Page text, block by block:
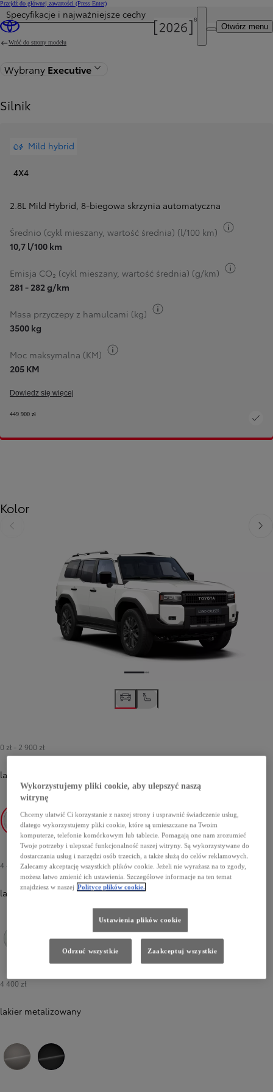
Przejdź do głównej zawartości (Press Enter)
Otwórz menu
Cena została zaktualizowana Cena Twojej konfiguracji została zmieniona na 449 900 zł.
Specyfikacje i najważniejsze cechy
Wróć do strony modelu
Wybrany Executive
Silnik
Mild hybrid
4X4
2.8L Mild Hybrid, 8-biegowa skrzynia automatyczna
Średnio (cykl mieszany, wartość średnia) (l/100 km)
10,7 l/100 km
Emisja CO₂ (cykl mieszany, wartość średnia) (g/km)
281 - 282 g/km
Masa przyczepy z hamulcami (kg)
3500 kg
Moc maksymalna (KM)
205 KM
Dowiedz się więcej
449 900 zł
Kolor
Poprzedni
0 zł - 2 900 zł
lakier podstawowy
040 Pure White1L7 Dark Grey5C8 Sand
4 400 zł
lakier perłowy
089 Platinum White Pearl
4 400 zł
lakier metalizowany
Wykorzystujemy pliki cookie, aby ulepszyć naszą
witrynę
Chcemy ułatwić Ci korzystanie z naszej strony i usprawnić świadczenie usług,
dlatego wykorzystujemy pliki cookie, które są umieszczane na Twoim
komputerze, telefonie komórkowym lub tablecie. Pomagają one nam zrozumieć
Twoje potrzeby i ulepszać funkcjonalność naszej witryny. Są wykorzystywane do
dostarczania usług i narzędzi osób trzecich, a także służą do celów reklamowych.
Zalecamy akceptację wszystkich plików cookie. Jeżeli nie wyrażasz na to zgody,
możesz łatwo zmienić ich ustawienia. Szczegółowe informacje na ten temat
znajdziesz w naszej Polityce plików cookie.
Ustawienia plików cookie
Odrzuć wszystkie Zaakceptuj wszystkie